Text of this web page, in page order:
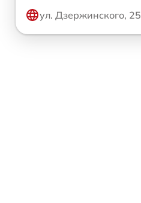
ул. Дзержинского, 25